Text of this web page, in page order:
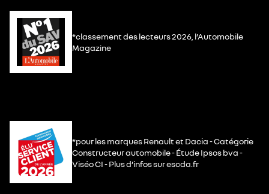
*classement des lecteurs 2026, l’Automobile
Magazine
*pour les marques Renault et Dacia - Catégorie
Constructeur automobile - Étude Ipsos bva -
Viséo CI - Plus d’infos sur escda.fr